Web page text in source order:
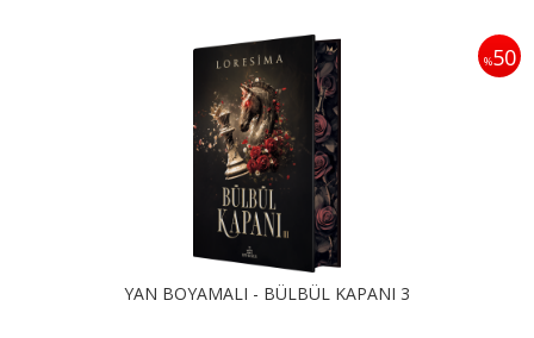
%50
YAN BOYAMALI - BÜLBÜL KAPANI 3